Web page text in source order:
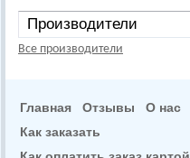
Все производители
Главная Отзывы
О нас
Как заказать